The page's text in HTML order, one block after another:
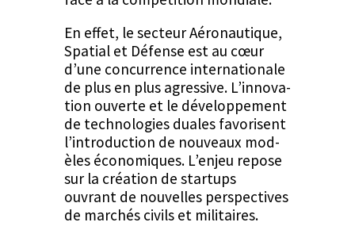
En effet, le secteur Aéro­nau­tique,
Spa­tial et Défense est au cœur
d’une con­cur­rence inter­na­tionale
de plus en plus agres­sive. L’in­no­va­
tion ouverte et le développe­ment
de tech­nolo­gies duales favorisent
l’introduction de nou­veaux mod­
èles économiques. L’en­jeu repose
sur la créa­tion de star­tups
ouvrant de nou­velles per­spec­tives
de marchés civils et militaires.